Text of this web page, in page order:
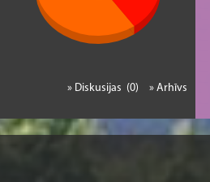
» Arhīvs
» Diskusijas (0)